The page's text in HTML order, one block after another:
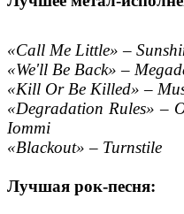
«Call Me Little» –
«We'll Be Back» –
«Kill Or Be Killed» –
«Degradation Rules» –
Iommi
«Blackout» – Turnstile
Лучшая рок-песня: